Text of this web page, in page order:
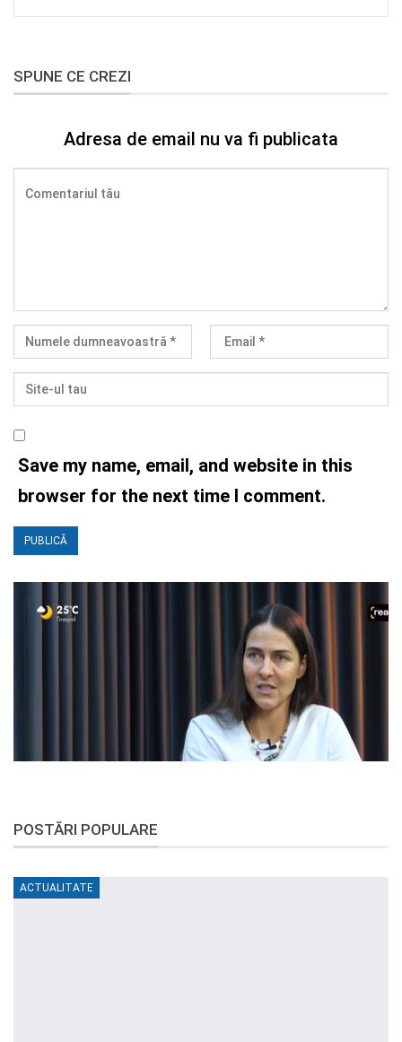
SPUNE CE CREZI
Adresa de email nu va fi publicata
Save my name, email, and website in this
browser for the next time I comment.
POSTĂRI POPULARE
ACTUALITATE